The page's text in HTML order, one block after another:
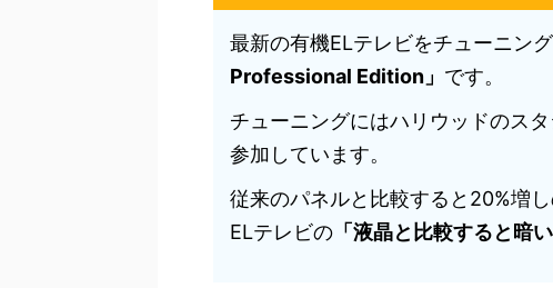
最新の有機ELテレビをチューニン
Professional Edition」 です。
チューニングにはハリウッドのス
参加しています。
従来のパネルと比較すると20%増
ELテレビの 「液晶と比較すると暗い